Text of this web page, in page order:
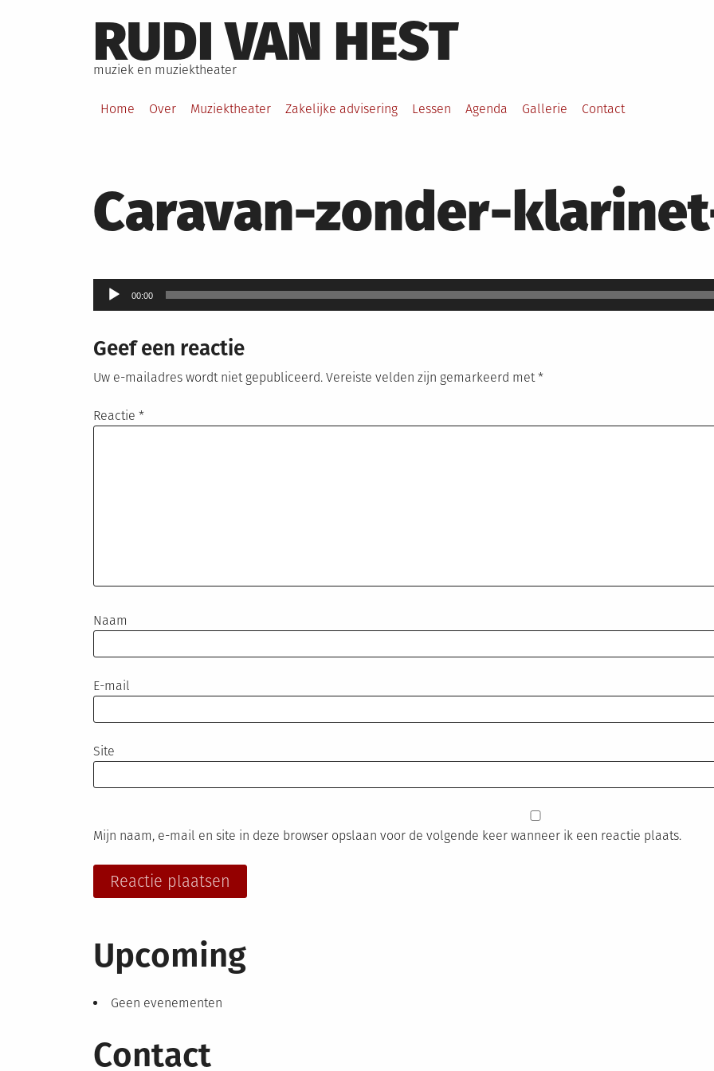
to
content
RUDI VAN HEST
muziek en muziektheater
Home Over Muziektheater Zakelijke advisering Lessen Agenda Gallerie Contact
Caravan-zonder-
Audiospeler
00:00
Geef een reactie
Uw e-mailadres wordt niet gepubliceerd. Vereiste velden zijn gemarkeerd met*
Reactie *
Naam
E-mail
Site
Mijn naam, e-mail en site in deze browser opslaan voor de volgende keer wanneer ik een reactie plaats.
Upcoming
Geen evenementen
Contact